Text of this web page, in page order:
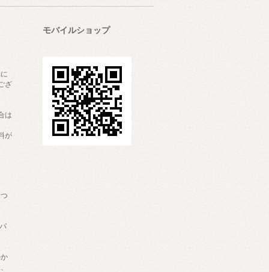
ざ
は
が
モバイルショップ